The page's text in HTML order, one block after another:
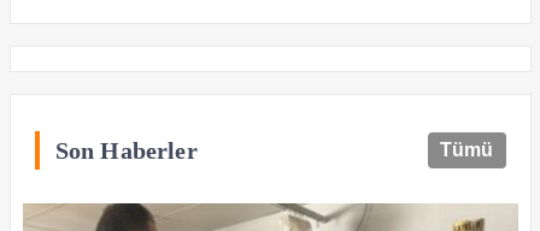
Son Haberler Tümü